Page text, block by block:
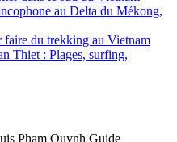
au Delta du Mékong,
faire du trekking au Vietnam
Thiet : Plages, surfing,
Pham Quynh Guide